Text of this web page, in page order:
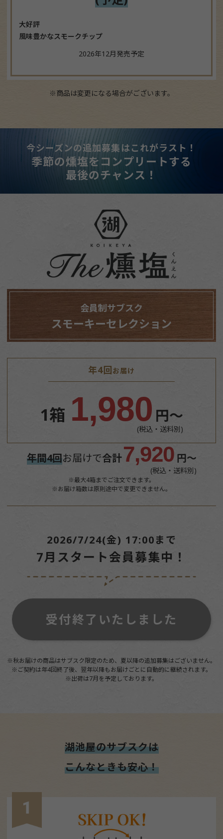
大好評
風味豊かなスモークチップ
2026年12月発売予定
※商品は変更になる場合がございます。
今シーズンの追加募集はこれがラスト！
季節の燻塩をコンプリートする
最後のチャンス！
会員制サブスク
スモーキーセレクション
年4回お届け
1箱 1,980 円～
(税込・送料別)
年間4回お届けで合計7,920 円～
(税込・送料別)
※最大4箱までご注文できます。
※お届け箱数は原則途中で変更できません。
2026/7/24(金) 17:00まで
7月スタート会員募集中！
受付終了いたしました
※秋お届けの商品はサブスク限定のため、夏以降の追加募集はございません。
※ご契約は年4回終了後、翌年以降もお届けごとに自動的に継続されます。
※出荷は7月を予定しております。
湖池屋のサブスクは
こんなときも安心！